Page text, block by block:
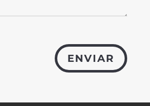
ENVIAR